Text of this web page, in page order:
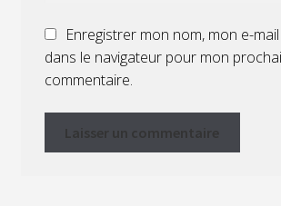
Enregistrer mon nom, mon e-
dans le navigateur pour mon
commentaire.